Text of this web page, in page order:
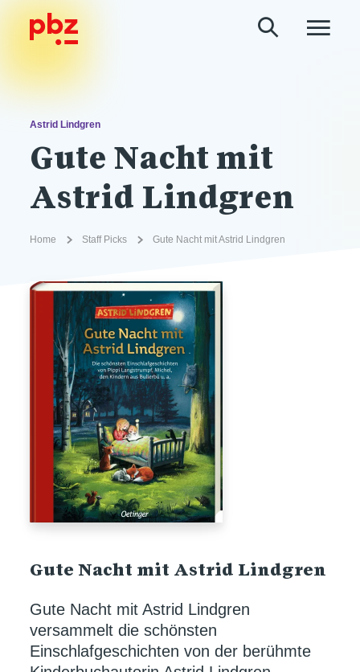
Astrid Lindgren
Gute Nacht mit
Astrid Lindgren
Home Staff Picks Gute Nacht mit Astrid Lindgren
Gute Nacht mit Astrid Lindgren
Gute Nacht mit Astrid Lindgren
versammelt die schönsten
Einschlafgeschichten von der berühmte